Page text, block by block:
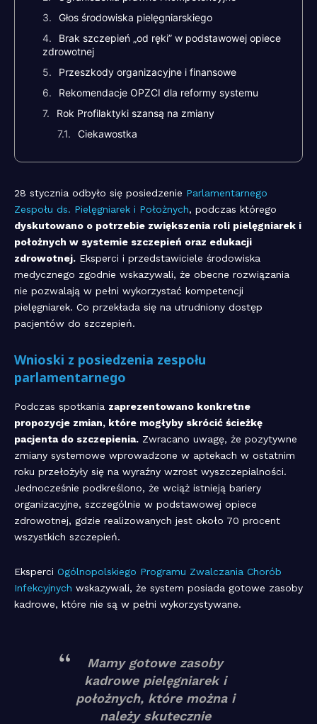
Głos środowiska pielęgniarskiego
Brak szczepień „od ręki” w podstawowej opiece
zdrowotnej
Przeszkody organizacyjne i finansowe
Rekomendacje OPZCI dla reformy systemu
Rok Profilaktyki szansą na zmiany
Ciekawostka
28 stycznia odbyło się posiedzenie Parlamentarnego
Zespołu ds. Pielęgniarek i Położnych, podczas którego
dyskutowano o potrzebie zwiększenia roli pielęgniarek i
położnych w systemie szczepień oraz edukacji
zdrowotnej. Eksperci i przedstawiciele środowiska
medycznego zgodnie wskazywali, że obecne rozwiązania
nie pozwalają w pełni wykorzystać kompetencji
pielęgniarek. Co przekłada się na utrudniony dostęp
pacjentów do szczepień.
Wnioski z posiedzenia zespołu
parlamentarnego
Podczas spotkania zaprezentowano konkretne
propozycje zmian, które mogłyby skrócić ścieżkę
pacjenta do szczepienia. Zwracano uwagę, że pozytywne
zmiany systemowe wprowadzone w aptekach w ostatnim
roku przełożyły się na wyraźny wzrost wyszczepialności.
Jednocześnie podkreślono, że wciąż istnieją bariery
organizacyjne, szczególnie w podstawowej opiece
zdrowotnej, gdzie realizowanych jest około 70 procent
wszystkich szczepień.
Eksperci Ogólnopolskiego Programu Zwalczania Chorób
Infekcyjnych wskazywali, że system posiada gotowe zasoby
kadrowe, które nie są w pełni wykorzystywane.
Mamy gotowe zasoby
kadrowe pielęgniarek i
położnych, które można i
należy skutecznie